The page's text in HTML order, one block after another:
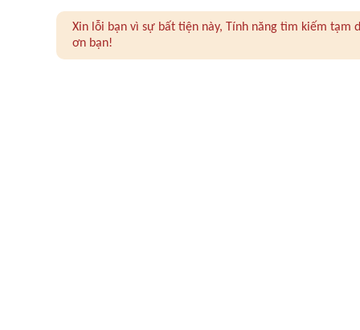
Xin lỗi bạn vì sự bất tiện này, Tính năng tìm kiếm
ơn bạn!